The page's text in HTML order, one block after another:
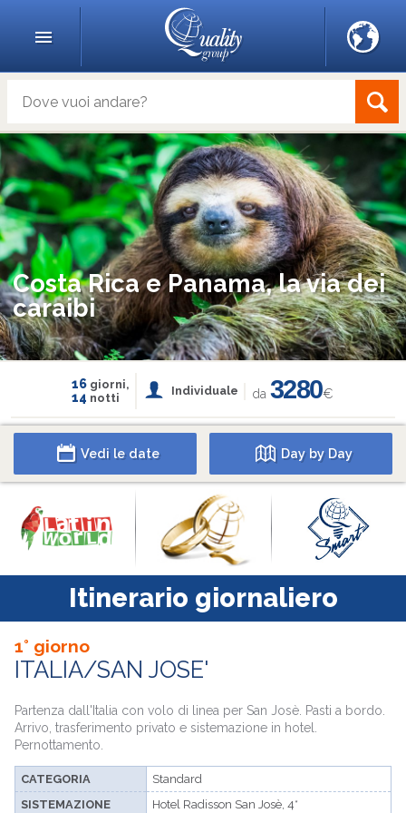
Costa Rica e Panama, la via dei
caraibi
16 giorni,
14 notti
Individuale da 3280€
Vedi le date Day by Day
Itinerario giornaliero
1° giorno
ITALIA/SAN JOSE'
Partenza dall'Italia con volo di linea per San Josè. Pasti a bordo.
Arrivo, trasferimento privato e sistemazione in hotel.
Pernottamento.
CATEGORIA
Standard
SISTEMAZIONE
Hotel Radisson San Josè, 4*